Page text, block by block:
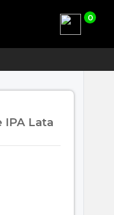
0
IPA Lata